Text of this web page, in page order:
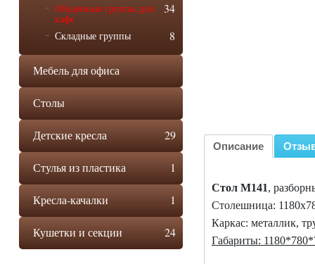
34
Обеденные группы для
кафе
8
Складные группы
Мебель для офиса
Столы
29
Детские кресла
1
Стулья из пластика
1
Кресла-качалки
24
Кушетки и секции
Описание
Стол М141,
Столешница:
Каркас: металлик,
Габариты: